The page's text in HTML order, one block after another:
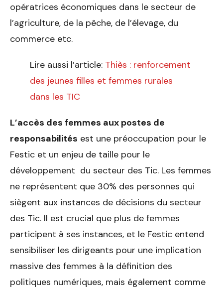
opératrices économiques dans le secteur de
l’agriculture, de la pêche, de l’élevage, du
commerce etc.
Lire aussi l’article: Thiès : renforcement
des jeunes filles et femmes rurales
dans les TIC
L’accès des femmes aux postes de
responsabilités est une préoccupation pour le
Festic et un enjeu de taille pour le
développement du secteur des Tic. Les femmes
ne représentent que 30% des personnes qui
siègent aux instances de décisions du secteur
des Tic. Il est crucial que plus de femmes
participent à ses instances, et le Festic entend
sensibiliser les dirigeants pour une implication
massive des femmes à la définition des
politiques numériques, mais également comme